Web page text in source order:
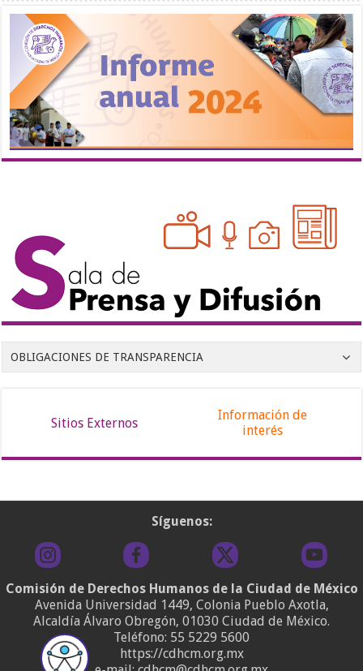
OBLIGACIONES DE TRANSPARENCIA
Sitios Externos
Información de
interés
Síguenos:
Comisión de Derechos Humanos de la Ciudad de México
Avenida Universidad 1449, Colonia Pueblo Axotla,
Alcaldía Álvaro Obregón, 01030 Ciudad de México.
Teléfono: 55 5229 5600
https://cdhcm.org.mx